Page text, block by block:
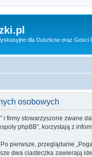
dla Duszkow oraz Gosci
osobowych
stowarzyszone zwane
phpBB”, korzystają z
pierwsze, przeglądanie
dwa ciasteczka zawierają